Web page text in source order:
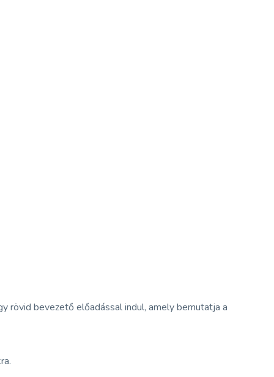
rövid bevezető előadással indul, amely bemutatja a